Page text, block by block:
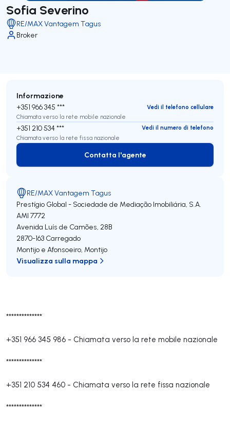
Sofia Severino
RE/MAX Vantagem Tagus
Broker
**************
+351 966 345 986 - Chiamata verso la rete mobile nazionale
**************
+351 210 534 460 - Chiamata verso la rete fissa nazionale
**************
Informazione
+351 966 345 ***
Vedi il telefono cellulare
Chiamata verso la rete mobile nazionale
+351 210 534 ***
Vedi il numero di telefono
Chiamata verso la rete fissa nazionale
Contatta l'agente
Contatta l'agente
RE/MAX Vantagem Tagus
Prestígio Global - Sociedade de Mediação Imobiliária, S.A.
AMI 7772
Avenida Luís de Camões, 28B
2870-163 Carregado
Montijo e Afonsoeiro, Montijo
Visualizza sulla mappa